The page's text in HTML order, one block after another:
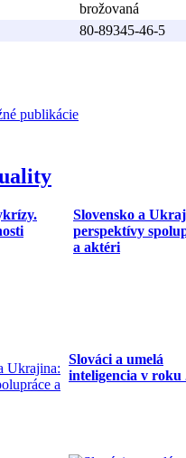
brožovaná
80-89345-46-5
publikácie
Slovensko a
perspektívy
a aktéri
Slováci a umelá
inteligencia v roku